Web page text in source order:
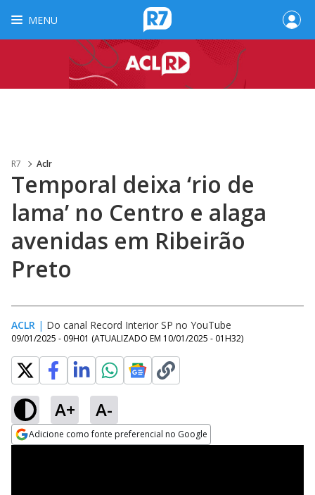
MENU
R7 Aclr
Temporal deixa ‘rio de
lama’ no Centro e alaga
avenidas em Ribeirão
Preto
ACLR | Do canal Record Interior SP no YouTube
09/01/2025 - 09H01 (ATUALIZADO EM 10/01/2025 - 01H32)
A+ A-
Adicione como fonte preferencial no Google